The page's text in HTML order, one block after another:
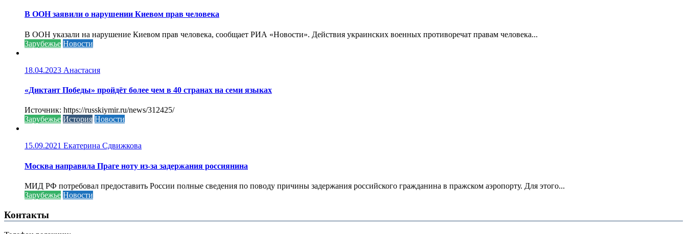
В ООН заявили о нарушении Киевом прав человека
В ООН указали на нарушение Киевом прав человека, сообщает РИА «Новости». Действия украинских военных противоречат правам человека...
Зарубежье Новости
18.04.2023 Анастасия
«Диктант Победы» пройдёт более чем в 40 странах на семи языках
Источник: https://russkiymir.ru/news/312425/
Зарубежье История Новости
15.09.2021 Екатерина Сдвижкова
Москва направила Праге ноту из-за задержания россиянина
МИД РФ потребовал предоставить России полные сведения по поводу причины задержания российского гражданина в пражском аэропорту. Для этого...
Зарубежье Новости
Контакты